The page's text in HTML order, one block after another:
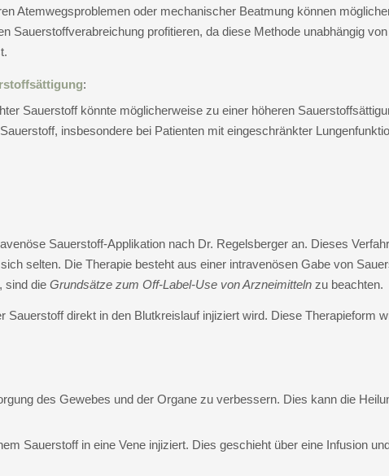
Atemwegsproblemen oder mechanischer Beatmung können
Sauerstoffverabreichung profitieren, da diese Methode unabhängig
:
Sauerstoff könnte möglicherweise zu einer höheren
insbesondere bei Patienten mit eingeschränkter
Sauerstoff-Applikation nach Dr. Regelsberger an. Dieses
selten. Die Therapie besteht aus einer intravenösen Gabe von
sind die Grundsätze zum Off-Label-Use von Arzneimitteln zu beachten.
direkt in den Blutkreislauf injiziert wird. Diese Therapieform
des Gewebes und der Organe zu verbessern. Dies kann die
Sauerstoff in eine Vene injiziert. Dies geschieht über eine Infusion